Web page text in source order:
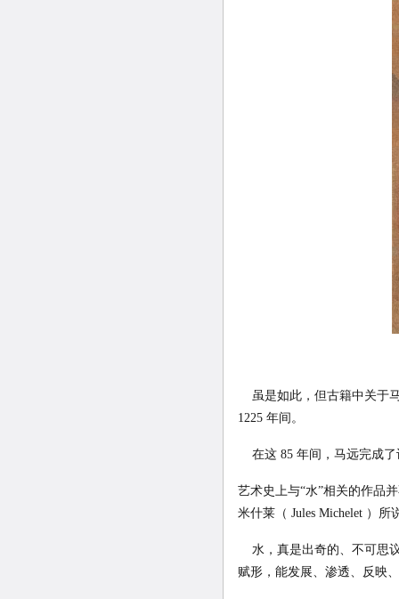
虽是如此，但古籍中关于
1225 年间。
在这 85 年间，马远完成了
艺术史上与“水”相关的作品
米什莱（ Jules Michelet ）所
水，真是出奇的、不可思
赋形，能发展、渗透、反映